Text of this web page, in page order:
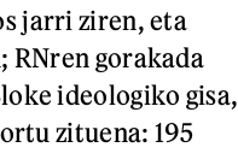
jarri ziren, eta
RNren gorakada
ideologiko gisa,
zituena: 195